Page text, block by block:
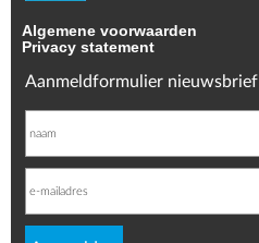
Algemene voorwaarden
Privacy statement
Aanmeldformulier nieuwsbrief